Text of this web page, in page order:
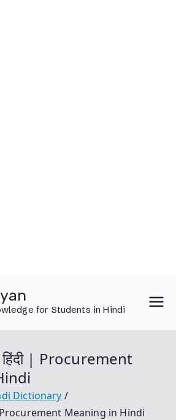
for Students in Hindi
हिंदी | Procurement
Dictionary
| Procurement Meaning in Hindi